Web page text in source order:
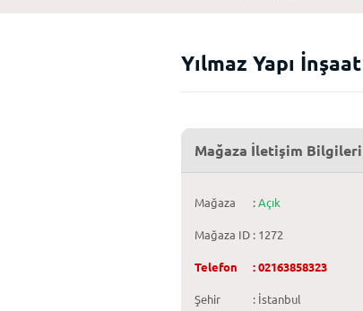
Yılmaz Yapı İnşaat
Mağaza İletişim Bilgileri
Mağaza : Açık
Mağaza ID : 1272
Telefon : 02163858323
Şehir : İstanbul